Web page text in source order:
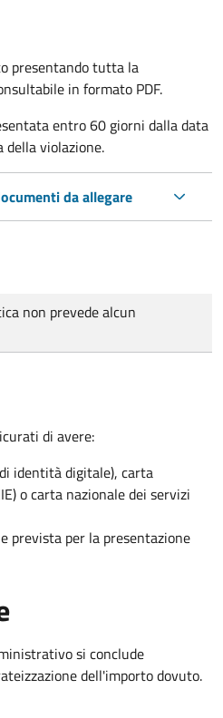
presentando tutta la
in formato PDF.
entro 60 giorni dalla data
violazione.
da allegare
non prevede alcun
di avere:
identità digitale), carta
o carta nazionale dei servizi
prevista per la presentazione
si conclude
dell'importo dovuto.